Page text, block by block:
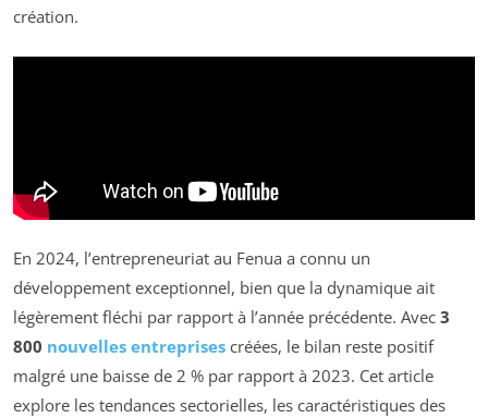
création.
En 2024, l’entrepreneuriat au Fenua a connu un
développement exceptionnel, bien que la dynamique ait
légèrement fléchi par rapport à l’année précédente. Avec 3
800 nouvelles entreprises créées, le bilan reste positif
malgré une baisse de 2 % par rapport à 2023. Cet article
explore les tendances sectorielles, les caractéristiques des